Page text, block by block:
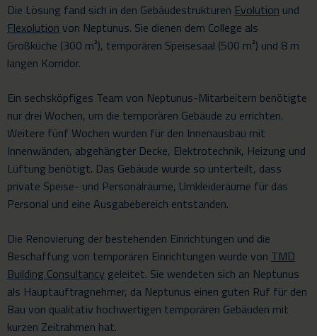
Die Lösung fand sich in den Gebäudestrukturen Evolution und
Flexolution von Neptunus. Sie dienen dem College als
Großküche (300 m²), temporären Speisesaal (500 m²) und 8 m
langen Korridor.
Ein sechsköpfiges Team von Neptunus-Mitarbeitern benötigte
nur drei Wochen, um die temporären Gebäude zu errichten.
Weitere fünf Wochen wurden für den Innenausbau mit
Innenwänden, abgehängter Decke, Elektrotechnik, Heizung und
Lüftung benötigt. Das Gebäude wurde so unterteilt, dass
private Speise- und Personalräume, Umkleideräume für das
Personal und eine Ausgabebereich entstanden.
Die Renovierung der bestehenden Einrichtungen und die
Beschaffung von temporären Einrichtungen wurde von TMD
Building Consultancy geleitet. Sie wendeten sich an Neptunus
als Hauptauftragnehmer, da Neptunus einen guten Ruf für den
Bau von qualitativ hochwertigen temporären Gebäuden mit
kurzen Zeitrahmen hat.